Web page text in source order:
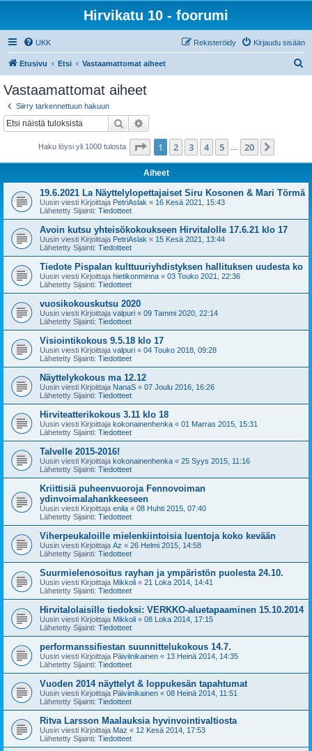
Hirvikatu 10 - foorumi
UKK Kirjaudu sisään
Rekisteröidy
Etusivu Etsi Vastaamattomat aiheet
Vastaamattomat aiheet
Siirry tarkennettuun hakuun
Etsi
Haku löysi yli 1000 tulosta Sivu /20
1 2 3 4 5 20
Aiheet
19.6.2021 La Näyttelylopettajaiset Siru Kosonen & Mari Törmä
Uusin viesti Kirjoittaja PetriAslak « 16 Kesä 2021, 15:43
Lähetetty Sijainti: Tiedotteet
Avoin kutsu yhteisökokoukseen Hirvitalolle 17.6.21 klo 17
Uusin viesti Kirjoittaja PetriAslak « 15 Kesä 2021, 13:44
Lähetetty Sijainti: Tiedotteet
Tiedote Pispalan kulttuuriyhdistyksen hallituksen uudesta ko
Uusin viesti Kirjoittaja hietikonminna « 03 Touko 2021, 22:36
Lähetetty Sijainti: Tiedotteet
vuosikokouskutsu 2020
Uusin viesti Kirjoittaja valpuri « 09 Tammi 2020, 22:14
Lähetetty Sijainti: Tiedotteet
Visiointikokous 9.5.18 klo 17
Uusin viesti Kirjoittaja valpuri « 04 Touko 2018, 09:28
Lähetetty Sijainti: Tiedotteet
Näyttelykokous ma 12.12
Uusin viesti Kirjoittaja NanaS « 07 Joulu 2016, 16:26
Lähetetty Sijainti: Tiedotteet
Hirviteatterikokous 3.11 klo 18
Uusin viesti Kirjoittaja kokonainenhenka « 01 Marras 2015, 15:31
Lähetetty Sijainti: Tiedotteet
Talvelle 2015-2016!
Uusin viesti Kirjoittaja kokonainenhenka « 25 Syys 2015, 11:16
Lähetetty Sijainti: Tiedotteet
Kriittisiä puheenvuoroja Fennovoiman
ydinvoimalahankkeeseen
Uusin viesti Kirjoittaja enila « 08 Huhti 2015, 07:40
Lähetetty Sijainti: Tiedotteet
Viherpeukaloille mielenkiintoisia luentoja koko kevään
Uusin viesti Kirjoittaja Az « 26 Helmi 2015, 14:58
Lähetetty Sijainti: Tiedotteet
Suurmielenosoitus rayhan ja ympäristön puolesta 24.10.
Uusin viesti Kirjoittaja Mikkoli « 21 Loka 2014, 14:41
Lähetetty Sijainti: Tiedotteet
Hirvitalolaisille tiedoksi: VERKKO-aluetapaaminen 15.10.2014
Uusin viesti Kirjoittaja Mikkoli « 08 Loka 2014, 17:15
Lähetetty Sijainti: Tiedotteet
performanssifiestan suunnittelukokous 14.7.
Uusin viesti Kirjoittaja Päiviinikainen « 13 Heinä 2014, 14:35
Lähetetty Sijainti: Tiedotteet
Vuoden 2014 näyttelyt & loppukesän tapahtumat
Uusin viesti Kirjoittaja Päiviinikainen « 08 Heinä 2014, 11:51
Lähetetty Sijainti: Tiedotteet
Ritva Larsson Maalauksia hyvinvointivaltiosta
Uusin viesti Kirjoittaja Maz « 12 Kesä 2014, 17:53
Lähetetty Sijainti: Tiedotteet